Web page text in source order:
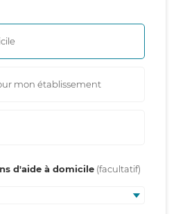
mon établissement
d'aide à domicile